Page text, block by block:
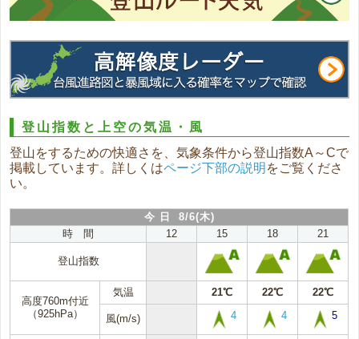
登山指数と上空の気温・風
登山をするための快適さを、気象条件から登山指数A～Cで
掲載しています。詳しくはページ下部の説明 をご覧くださ
い。
今 日 8/6(木)
時 間
12 15 18 21
登山指数
高度760m付近
（925hPa）
気温 21℃ 22℃ 22℃
風(m/s) 4 4 5